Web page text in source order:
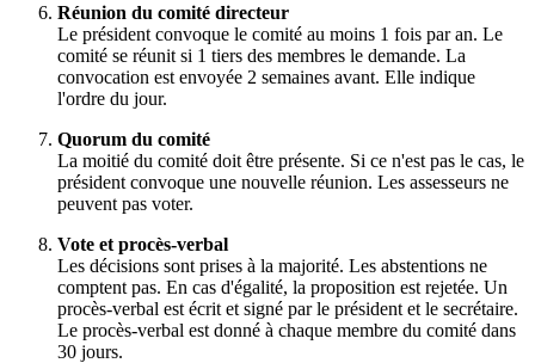
Réunion du comité directeur
Le président convoque le comité au moins 1 fois par an. Le
comité se réunit si 1 tiers des membres le demande. La
convocation est envoyée 2 semaines avant. Elle indique
l'ordre du jour.
Quorum du comité
La moitié du comité doit être présente. Si ce n'est pas le cas, le
président convoque une nouvelle réunion. Les assesseurs ne
peuvent pas voter.
Vote et procès-verbal
Les décisions sont prises à la majorité. Les abstentions ne
comptent pas. En cas d'égalité, la proposition est rejetée. Un
procès-verbal est écrit et signé par le président et le secrétaire.
Le procès-verbal est donné à chaque membre du comité dans
30 jours.